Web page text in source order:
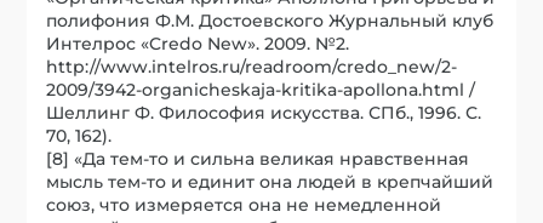
полифония Ф.М. Достоевского Журнальный клуб
Интелрос «Credo New». 2009. №2.
http://www.intelros.ru/readroom/credo_new/2-
2009/3942-organicheskaja-kritika-apollona.html /
Шеллинг Ф. Философия искусства. СПб., 1996. С.
70, 162).
[8] «Да тем-то и сильна великая нравственная
мысль тем-то и единит она людей в крепчайший
союз, что измеряется она не немедленной